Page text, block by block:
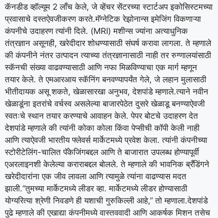
कॅनडीड व्हॉल्यूम 2 ​​लाँच केले, जे व्हेंचर सेंटरच्या स्टार्टअप इकोसिस्टमच्या
प्रवासाचे दस्तऐवजीकरण करते.मॅग्नेटिक रेझोनान्स इमेजिंग विकणाऱ्या
कंपनीचे उदाहरण त्यांनी दिले. (MRI) मशीन्स ज्यांना अत्याधुनिक
तंत्रज्ञान असूनही, खरेदीदार शोधण्यासाठी संघर्ष करावा लागला. ते म्हणाले
की कंपनीने नंतर उत्पादन त्याच्या तंत्रज्ञानासाठी नाही तर रुग्णालयांसाठी
स्कॅनची संख्या वाढवण्यासाठी आणि नफा मिळविण्याचा एक मार्ग म्हणून
तयार केले. ते एमआरआय स्कॅनिंग बनवण्यापर्यंत गेले, जे लहान मुलासाठी
भीतीदायक असू शकते, खेळासारखा अनुभव, देशपांडे म्हणाले.त्याने नवीन
खेळाडूंना इतरांचे वर्चस्व असलेल्या बाजारपेठेत दुसरे खेळाडू बनण्याऐवजी
स्वतःचे स्थान तयार करण्याचे आवाहन केले. पेपर बोटचे उदाहरण देत
देशपांडे म्हणाले की त्यांनी कोका कोला किंवा पेप्सीची कॉपी केली नाही
आणि त्याऐवजी भारतीय फ्लेवर्स मार्केटमध्ये प्रवेश केला. त्यांनी कंपनीच्या
स्टोरीटेलिंग-चालित पॅकेजिंगबद्दल आणि ते बाजारात उपलब्ध होण्यापूर्वी
एअरलाइनशी केलेल्या कराराबद्दल बोलले. ते म्हणाले की भावनिक ब्रँडिंगने
खरेदीदारांना एक जीव लावला आणि त्यामुळे त्यांना वाढण्यास मदत
झाली.“तुमच्या मार्केटमध्ये लीडर व्हा. मार्केटमध्ये लीडर होण्यासाठी
योग्यरित्या श्रेणी निवडणे ही यशाची गुरुकिल्ली आहे,” तो म्हणाला.देशपांडे
पुढे म्हणाले की एखाद्या कंपनीमध्ये वास्तववादी आणि आकर्षक मिशन तसेच